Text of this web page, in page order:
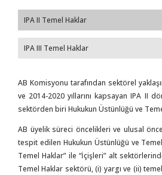
IPA II Temel Haklar
IPA III Temel Haklar
AB Komisyonu tarafından sektörel
ve 2014-2020 yıllarını kapsayan IPA II
sektörden biri Hukukun Üstünlüğü ve
AB üyelik süreci öncelikleri ve ulusal
tespit edilen Hukukun Üstünlüğü ve
Temel Haklar” ile “İçişleri” alt
Temel Haklar sektörü, (i) yargı ve (ii)